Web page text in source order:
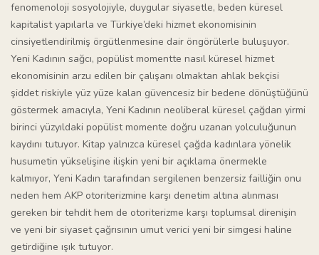
fenomenoloji sosyolojiyle, duygular siyasetle, beden küresel
kapitalist yapılarla ve Türkiye’deki hizmet ekonomisinin
cinsiyetlendirilmiş örgütlenmesine dair öngörülerle buluşuyor.
Yeni Kadının sağcı, popülist momentte nasıl küresel hizmet
ekonomisinin arzu edilen bir çalışanı olmaktan ahlak bekçisi
şiddet riskiyle yüz yüze kalan güvencesiz bir bedene dönüştüğünü
göstermek amacıyla, Yeni Kadının neoliberal küresel çağdan yirmi
birinci yüzyıldaki popülist momente doğru uzanan yolculuğunun
kaydını tutuyor. Kitap yalnızca küresel çağda kadınlara yönelik
husumetin yükselişine ilişkin yeni bir açıklama önermekle
kalmıyor, Yeni Kadın tarafından sergilenen benzersiz failliğin onu
neden hem AKP otoriterizmine karşı denetim altına alınması
gereken bir tehdit hem de otoriterizme karşı toplumsal direnişin
ve yeni bir siyaset çağrısının umut verici yeni bir simgesi haline
getirdiğine ışık tutuyor.